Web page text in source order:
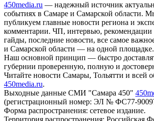
450media.ru — надежный источник
событиях в Самаре и Самарской области.
публикуем главные новости региона и
комментарии. ЧП, интервью, рекомендации
гайды, последние новости, все самое
и Самарской области — на одной площадке.
Наш основной принцип — быстро
губернии проверенную, полную и
Читайте новости Самары, Тольятти и всей
450media.ru.
Выходные данные СМИ "Самара 450"
(регистрационный номер: ЭЛ № ФС77-
Форма распространения: сетевое издание.